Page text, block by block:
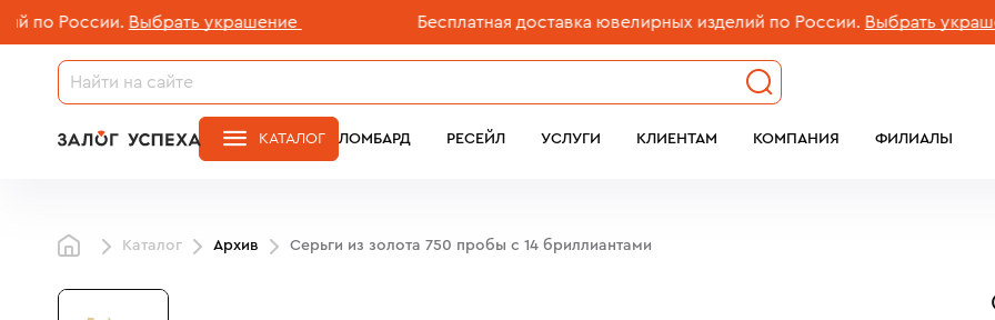
России. Выбрать украшение Бесплатная доставка ювелирных изделий по России. Выбрать украшение
ЛОМБАРД РЕСЕЙЛ УСЛУГИ КЛИЕНТАМ КОМПАНИЯ ФИЛИАЛЫ
КАТАЛОГ
Каталог Архив Серьги из золота 750 пробы c 14 бриллиантами